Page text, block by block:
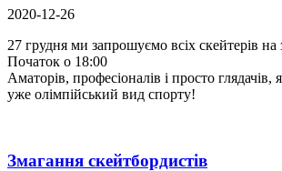
2020-12-26
27 грудня ми запрошуємо всіх скейтерів на
Початок о 18:00
Аматорів, професіоналів і просто
уже олімпійський вид спорту!
Змагання скейтбордистів